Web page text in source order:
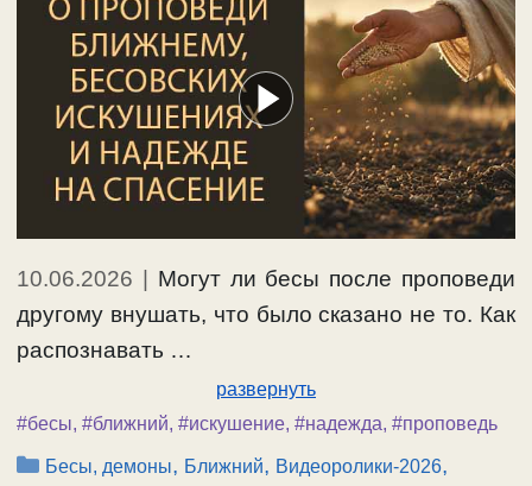
10.06.2026 | Могут ли бесы после проповеди
другому внушать, что было сказано не то. Как
распознавать …
развернуть
#бесы, #ближний, #искушение, #надежда, #проповедь
Рубрики
Бесы, демоны, Ближний, Видеоролики-2026,